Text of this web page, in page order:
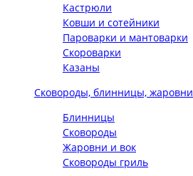
Кастрюли
Ковши и сотейники
Пароварки и мантоварки
Скороварки
Казаны
Сковороды, блинницы, жаровни
Блинницы
Сковороды
Жаровни и вок
Сковороды гриль